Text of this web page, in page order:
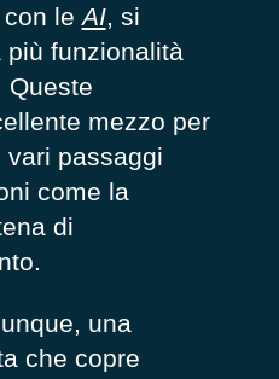
con leAI, si
più funzionalità
Queste
mezzo per
passaggi
come la
di
una
che copre